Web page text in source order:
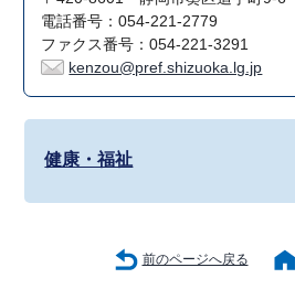
電話番号：054-221-2779
ファクス番号：054-221-3291
kenzou@pref.shizuoka.lg.jp
健康・福祉
前のページへ戻る